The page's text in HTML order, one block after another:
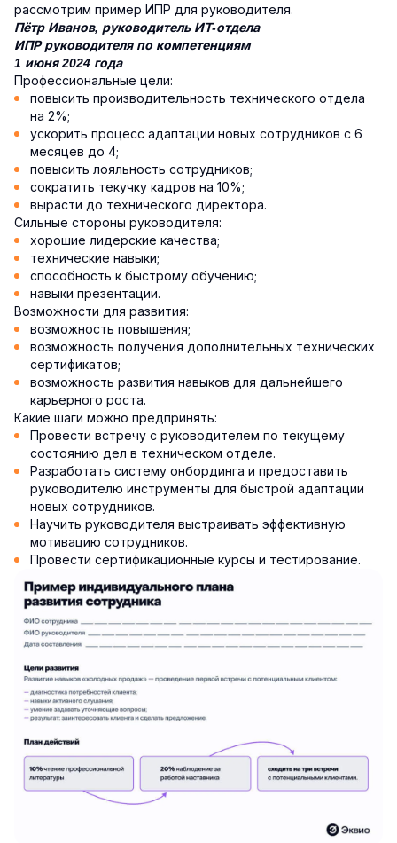
рассмотрим пример ИПР для руководителя.
Пётр Иванов, руководитель ИТ-отдела
ИПР руководителя по компетенциям
1 июня 2024 года
Профессиональные цели:
повысить производительность технического отдела
на 2%;
ускорить процесс адаптации новых сотрудников с 6
месяцев до 4;
повысить лояльность сотрудников;
сократить текучку кадров на 10%;
вырасти до технического директора.
Сильные стороны руководителя:
хорошие лидерские качества;
технические навыки;
способность к быстрому обучению;
навыки презентации.
Возможности для развития:
возможность повышения;
возможность получения дополнительных технических
сертификатов;
возможность развития навыков для дальнейшего
карьерного роста.
Какие шаги можно предпринять:
Провести встречу с руководителем по текущему
состоянию дел в техническом отделе.
Разработать систему онбординга и предоставить
руководителю инструменты для быстрой адаптации
новых сотрудников.
Научить руководителя выстраивать эффективную
мотивацию сотрудников.
Провести сертификационные курсы и тестирование.